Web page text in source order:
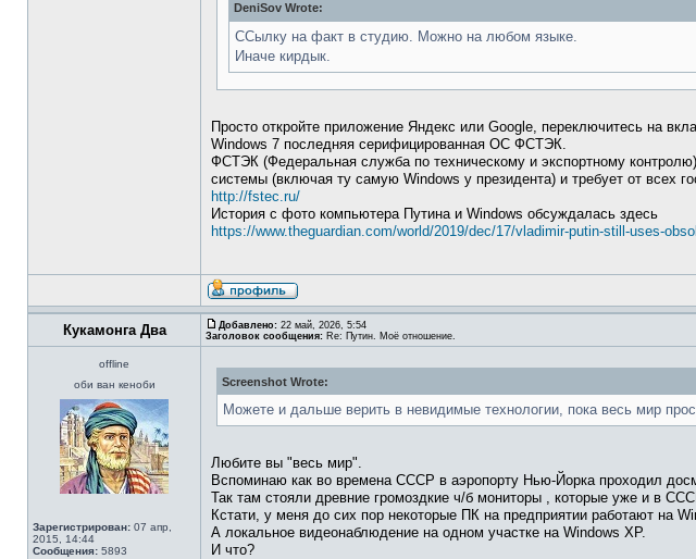
DeniSov Wrote:
ССылку на факт в студию. Можно на любом языке.
Иначе кирдык.
Просто откройте приложение Яндекс или Google, переключитесь на
Windows 7 последняя серифицированная ОС ФСТЭК.
ФСТЭК (Федеральная служба по техническому и экспортному
системы (включая ту самую Windows у президента) и требует от всех
http://fstec.ru/
История с фото компьютера Путина и Windows обсуждалась здесь
https://www.theguardian.com/world/2019/dec/17/vladimir-putin-still-uses-
Кукамонга Два Добавлено: 22 май, 2026, 5:54
Заголовок сообщения: Re: Путин. Моё отношение.
offline
оби ван кеноби
Зарегистрирован: 07 апр,
2015, 14:44
Сообщения: 5893
Screenshot Wrote:
Можете и дальше верить в невидимые технологии, пока весь мир
Любите вы "весь мир".
Вспоминаю как во времена СССР в аэропорту Нью-Йорка проходил
Так там стояли древние громоздкие ч/б мониторы , которые уже и в
Кстати, у меня до сих пор некоторые ПК на предприятии работают на
А локальное видеонаблюдение на одном участке на Windows XP.
И что?